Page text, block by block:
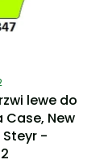
lewe do
Case, New
Steyr -